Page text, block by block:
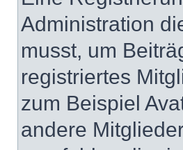
Administration
musst, um
registriertes
zum Beispiel
andere